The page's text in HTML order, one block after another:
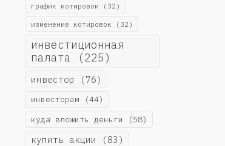
график котировок (32)
изменение котировок (32)
инвестиционная
палата (225)
инвестор (76)
инвесторам (44)
куда вложить деньги (58)
купить акции (83)